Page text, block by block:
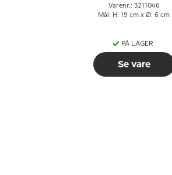
Varenr.: 3211046
Mål: H: 19 cm x Ø: 6 cm
PÅ LAGER
Se vare